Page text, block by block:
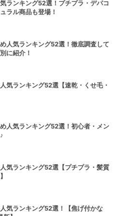
ランキング52選！プチプラ・デパコ
ラル商品も登場！
人気ランキング52選！徹底調査して
に紹介！
気ランキング52選【速乾・くせ毛・
人気ランキング52選！初心者・メン
気ランキング52選【プチプラ・髪質
気ランキング52選！【焦げ付かな